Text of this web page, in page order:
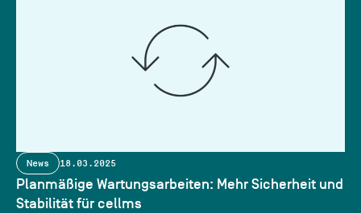
News 18.03.2025
Planmäßige Wartungsarbeiten: Mehr Sicherheit und
Stabilität für cellms